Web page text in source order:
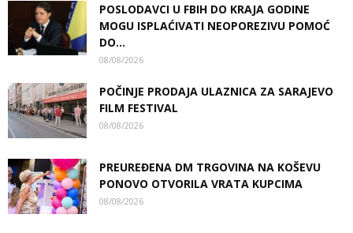
POSLODAVCI U FBIH DO KRAJA GODINE
MOGU ISPLAĆIVATI NEOPOREZIVU POMOĆ
DO...
08/08/2026
POČINJE PRODAJA ULAZNICA ZA SARAJEVO
FILM FESTIVAL
08/08/2026
PREUREĐENA DM TRGOVINA NA KOŠEVU
PONOVO OTVORILA VRATA KUPCIMA
08/08/2026